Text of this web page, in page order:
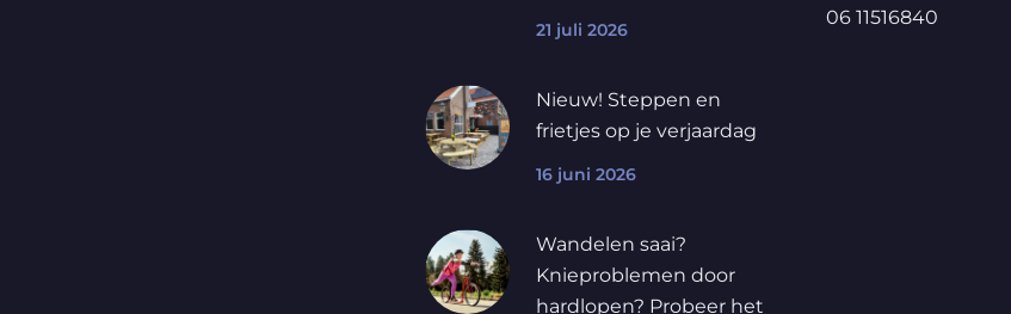
21 juli 2026
Nieuw! Steppen en
frietjes op je verjaardag
16 juni 2026
Wandelen saai?
Knieproblemen door
hardlopen? Probeer het
06 11516840